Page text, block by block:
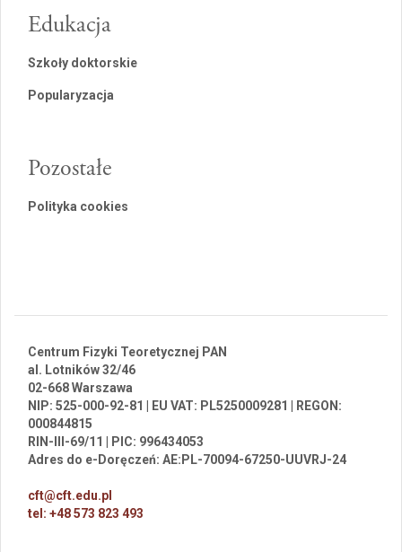
Edukacja
Szkoły doktorskie
Popularyzacja
Pozostałe
Polityka cookies
Centrum Fizyki Teoretycznej PAN
al. Lotników 32/46
02-668 Warszawa
NIP: 525-000-92-81 | EU VAT: PL5250009281 | REGON:
000844815
RIN-III-69/11 | PIC: 996434053
Adres do e-Doręczeń: AE:PL-70094-67250-UUVRJ-24
cft@cft.edu.pl
tel: +48 573 823 493